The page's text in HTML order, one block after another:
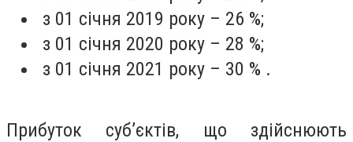
з 01 січня 2019 року – 26 %;
з 01 січня 2020 року – 28 %;
з 01 січня 2021 року – 30 % .
Прибуток суб’єктів, що здійснюють